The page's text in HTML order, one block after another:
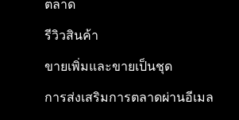
ตลาด
รีวิวสินค้า
ขายเพิ่มและขายเป็นชุด
การส่งเสริมการตลาดผ่านอีเมล